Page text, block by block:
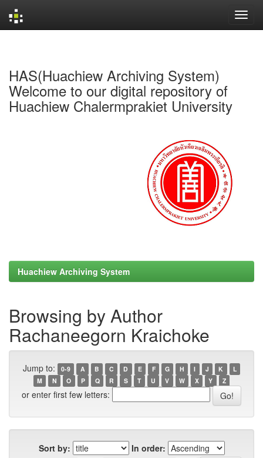
HAS(Huachiew Archiving System)
Welcome to our digital repository of
Huachiew Chalermprakiet University
Huachiew Archiving System
Browsing by Author
Rachaneegorn Kraichoke
Jump to: 0-9 A B C D E F G H I J K
L
M
N O P Q R S T U V W X Y Z
or enter first few letters:
Sort by:
In order: